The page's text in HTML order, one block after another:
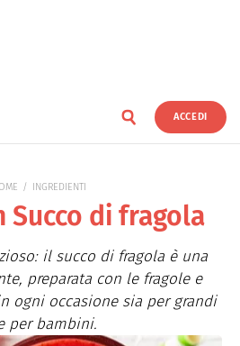
ACCEDI
INGREDIENTI
Succo di fragola
il succo di fragola è una
preparata con le fragole e
ogni occasione sia per grandi
per bambini.